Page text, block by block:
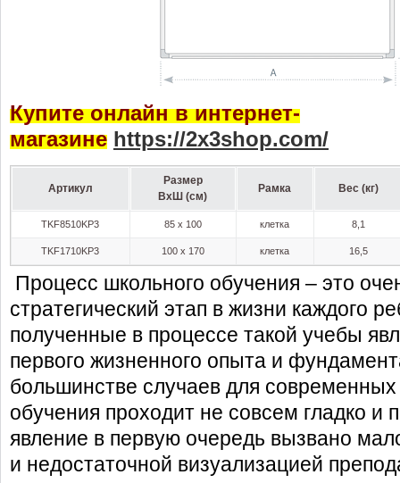
Купите онлайн в интернет-
магазине https://2x3shop.com/
Артикул
Размер
ВхШ (см)
Рамка Вес (кг)
TKF8510KP3 85 x 100 клетка 8,1
TKF1710KP3 100 x 170 клетка 16,5
Процесс школьного обучения – это
стратегический этап в жизни каждого
полученные в процессе такой учебы
первого жизненного опыта и
большинстве случаев для
обучения проходит не совсем гладко и
явление в первую очередь вызвано
и недостаточной визуализацией